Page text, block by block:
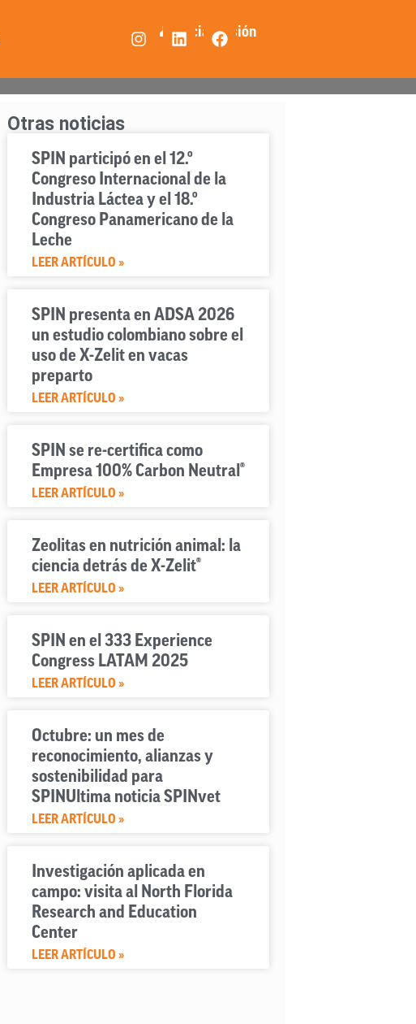
👤 Iniciar Sesión
Otras noticias
SPIN participó en el 12.º
Congreso Internacional de la
Industria Láctea y el 18.º
Congreso Panamericano de la
Leche
LEER ARTÍCULO »
SPIN presenta en ADSA 2026
un estudio colombiano sobre el
uso de X-Zelit en vacas
preparto
LEER ARTÍCULO »
SPIN se re-certifica como
Empresa 100% Carbon Neutral®
LEER ARTÍCULO »
Zeolitas en nutrición animal: la
ciencia detrás de X-Zelit®
LEER ARTÍCULO »
SPIN en el 333 Experience
Congress LATAM 2025
LEER ARTÍCULO »
Octubre: un mes de
reconocimiento, alianzas y
sostenibilidad para
SPINUltima noticia SPINvet
LEER ARTÍCULO »
Investigación aplicada en
campo: visita al North Florida
Research and Education
Center
LEER ARTÍCULO »